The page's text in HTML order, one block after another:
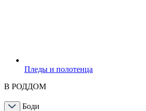
Пледы и полотенца
В РОДДОМ
Боди